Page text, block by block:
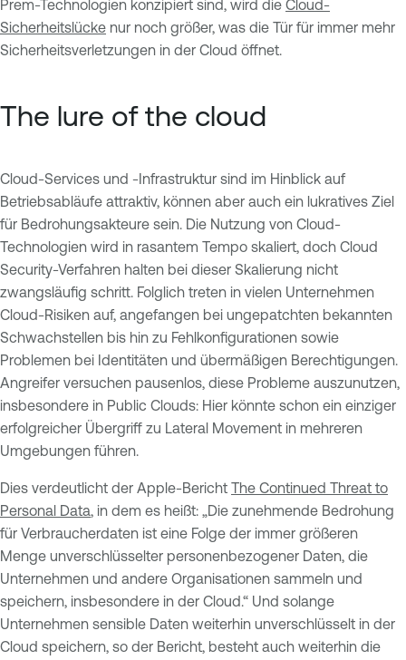
Prem-Technologien konzipiert sind, wird die Cloud-
Sicherheitslücke nur noch größer, was die Tür für immer mehr
Sicherheitsverletzungen in der Cloud öffnet.
The lure of the cloud
Cloud-Services und -Infrastruktur sind im Hinblick auf
Betriebsabläufe attraktiv, können aber auch ein lukratives Ziel
für Bedrohungsakteure sein. Die Nutzung von Cloud-
Technologien wird in rasantem Tempo skaliert, doch Cloud
Security-Verfahren halten bei dieser Skalierung nicht
zwangsläufig schritt. Folglich treten in vielen Unternehmen
Cloud-Risiken auf, angefangen bei ungepatchten bekannten
Schwachstellen bis hin zu Fehlkonfigurationen sowie
Problemen bei Identitäten und übermäßigen Berechtigungen.
Angreifer versuchen pausenlos, diese Probleme auszunutzen,
insbesondere in Public Clouds: Hier könnte schon ein einziger
erfolgreicher Übergriff zu Lateral Movement in mehreren
Umgebungen führen.
Dies verdeutlicht der Apple-Bericht The Continued Threat to
Personal Data, in dem es heißt: „Die zunehmende Bedrohung
für Verbraucherdaten ist eine Folge der immer größeren
Menge unverschlüsselter personenbezogener Daten, die
Unternehmen und andere Organisationen sammeln und
speichern, insbesondere in der Cloud.“ Und solange
Unternehmen sensible Daten weiterhin unverschlüsselt in der
Cloud speichern, so der Bericht, besteht auch weiterhin die